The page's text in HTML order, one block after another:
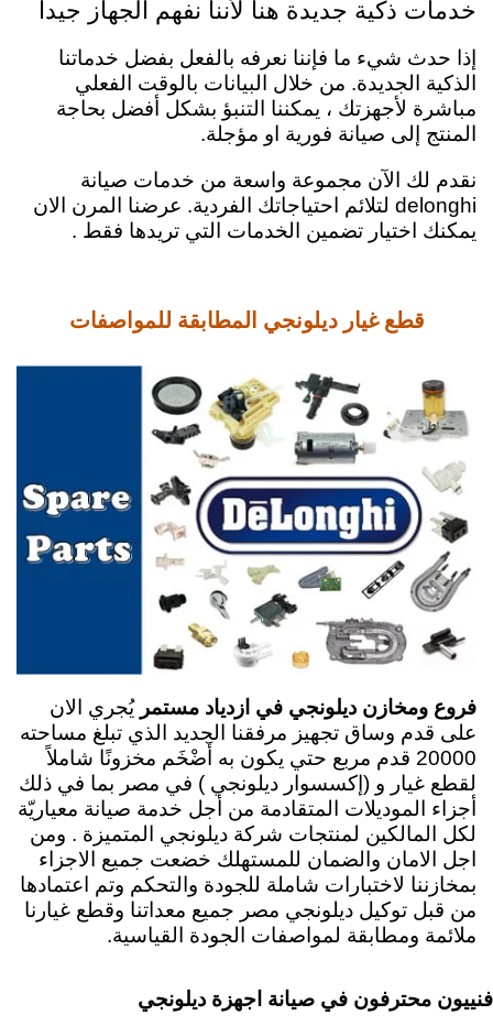
خدمات ذكية جديدة هنا لأننا نفهم الجهاز جيداً
إذا حدث شيء ما فإننا نعرفه بالفعل بفضل خدماتنا
الذكية الجديدة. من خلال البيانات بالوقت الفعلي
مباشرة لأجهزتك ، يمكننا التنبؤ بشكل أفضل بحاجة
المنتج إلى صيانة فورية او مؤجلة.
نقدم لك الآن مجموعة واسعة من خدمات صيانة
delonghi لتلائم احتياجاتك الفردية.
عرضنا المرن الان
يمكنك اختيار تضمين الخدمات التي تريدها فقط .
قطع غيار ديلونجي المطابقة للمواصفات
فروع ومخازن ديلونجي في ازدياد مستمر يُجري الان
على قدم وساق تجهيز مرفقنا الجديد الذي تبلغ مساحته
20000 قدم مربع حتي يكون به أَضْخَم مخزونًا شاملاً
لقطع غيار و (إكسسوار ديلونجي ) في مصر بما في ذلك
أجزاء الموديلات المتقادمة من أجل خدمة صيانة معياريّة
لكل المالكين لمنتجات شركة ديلونجي المتميزة . ومن
اجل الامان والضمان للمستهلك خضعت جميع الاجزاء
بمخازننا لاختبارات شاملة للجودة والتحكم وتم اعتمادها
من قبل توكيل ديلونجي مصر جميع معداتنا وقطع غيارنا
ملائمة ومطابقة لمواصفات الجودة القياسية.
فنييون محترفون في صيانة اجهزة ديلونجي